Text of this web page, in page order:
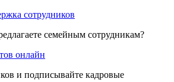
сотрудников
семейным сотрудникам?
онлайн
и подписывайте кадровые